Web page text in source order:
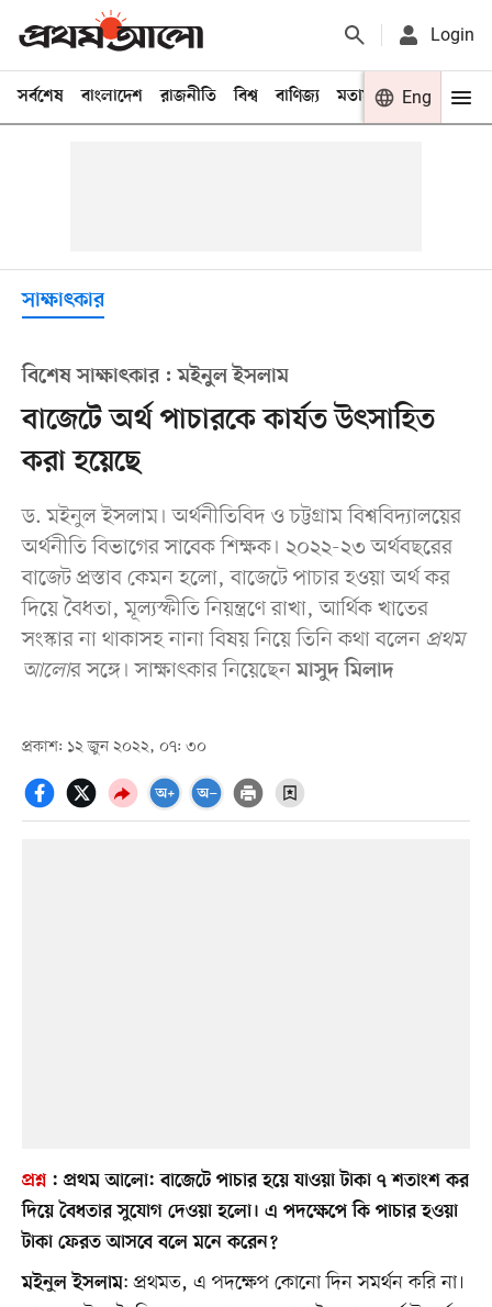
Login
সর্বশেষ বাংলাদেশ রাজনীতি বিশ্ব বাণিজ্য মতামত খেলা
Eng
সাক্ষাৎকার
বিশেষ সাক্ষাৎকার : মইনুল ইসলাম
বাজেটে অর্থ পাচারকে কার্যত উৎসাহিত
করা হয়েছে
ড. মইনুল ইসলাম। অর্থনীতিবিদ ও চট্টগ্রাম বিশ্ববিদ্যালয়ের
অর্থনীতি বিভাগের সাবেক শিক্ষক। ২০২২-২৩ অর্থবছরের
বাজেট প্রস্তাব কেমন হলো, বাজেটে পাচার হওয়া অর্থ কর
দিয়ে বৈধতা, মূল্যস্ফীতি নিয়ন্ত্রণে রাখা, আর্থিক খাতের
সংস্কার না থাকাসহ নানা বিষয় নিয়ে তিনি কথা বলেন প্রথম
আলোর সঙ্গে। সাক্ষাৎকার নিয়েছেনমাসুদ মিলাদ
প্রকাশ: ১২ জুন ২০২২, ০৭: ৩০
প্রশ্ন: প্রথম আলো: বাজেটে পাচার হয়ে যাওয়া টাকা ৭ শতাংশ কর
দিয়ে বৈধতার সুযোগ দেওয়া হলো। এ পদক্ষেপে কি পাচার হওয়া
টাকা ফেরত আসবে বলে মনে করেন?
মইনুল ইসলাম: প্রথমত, এ পদক্ষেপ কোনো দিন সমর্থন করি না।